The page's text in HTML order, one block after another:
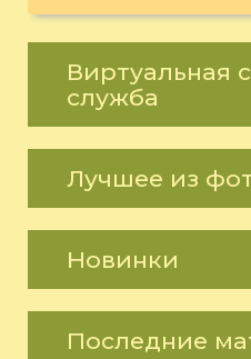
Виртуальная
служба
Лучшее из
Новинки
Последние